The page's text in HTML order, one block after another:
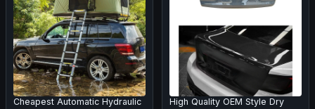
Cheapest Automatic Hydraulic
High Quality OEM Style Dry